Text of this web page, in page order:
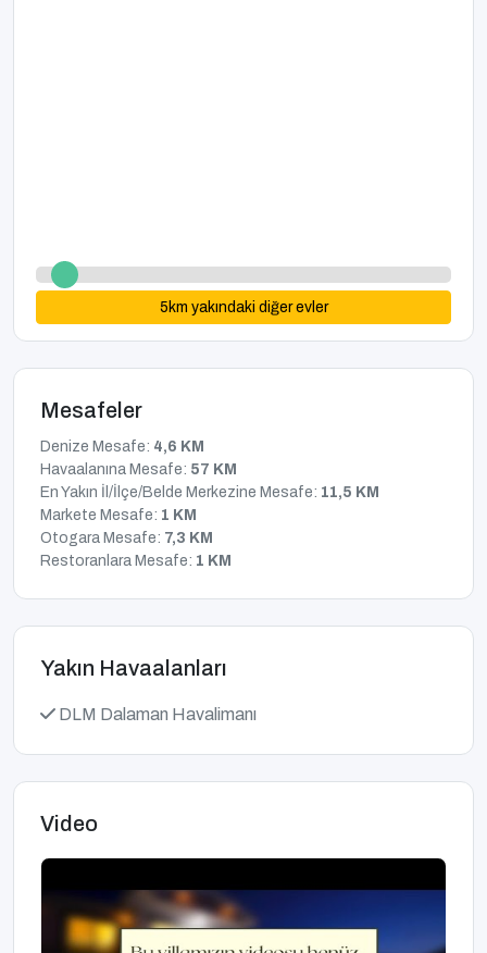
5 km yakındaki diğer evler
Mesafeler
Denize Mesafe: 4,6 KM
Havaalanına Mesafe: 57 KM
En Yakın İl/İlçe/Belde Merkezine Mesafe: 11,5 KM
Markete Mesafe: 1 KM
Otogara Mesafe: 7,3 KM
Restoranlara Mesafe: 1 KM
Yakın Havaalanları
DLM Dalaman Havalimanı
Video